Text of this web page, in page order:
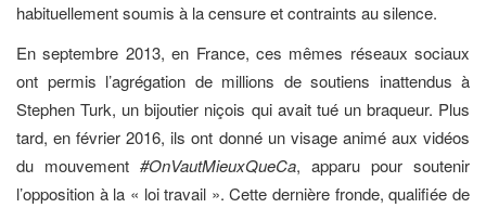
habituellement soumis à la censure et contraints au silence.
En septembre 2013, en France, ces mêmes réseaux sociaux
ont permis l’agrégation de millions de soutiens inattendus à
Stephen Turk, un bijoutier niçois qui avait tué un braqueur. Plus
tard, en février 2016, ils ont donné un visage animé aux vidéos
du mouvement #OnVautMieuxQueCa, apparu pour soutenir
l’opposition à la « loi travail ». Cette dernière fronde, qualifiée de